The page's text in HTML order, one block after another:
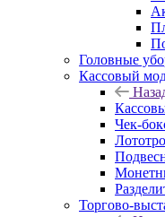
Головные
Кассовый
Чек-
Торгово-